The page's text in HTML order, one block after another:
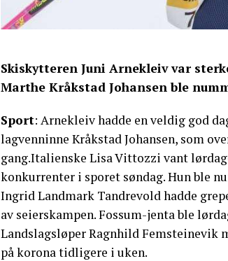
Skiskytteren Juni Arnekleiv var
Marthe Kråkstad Johansen ble
Sport: Arnekleiv hadde en veldig god
lagvenninne Kråkstad Johansen, som
gang.Italienske Lisa Vittozzi vant
konkurrenter i sporet søndag. Hun ble
Ingrid Landmark Tandrevold hadde
av seierskampen. Fossum-jenta ble
Landslagsløper Ragnhild Femsteinevik
på korona tidligere i uken.